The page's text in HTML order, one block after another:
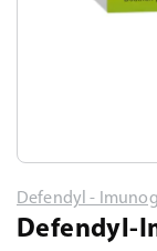
Defendyl -
Defendyl-